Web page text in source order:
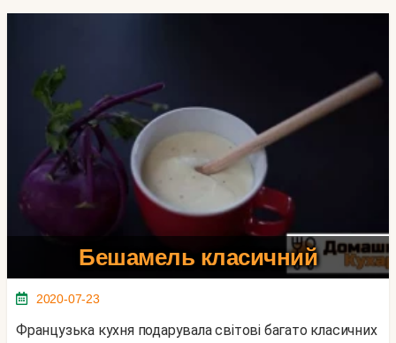
Бешамель класичний
2020-07-23
Французька кухня подарувала світові багато класичних